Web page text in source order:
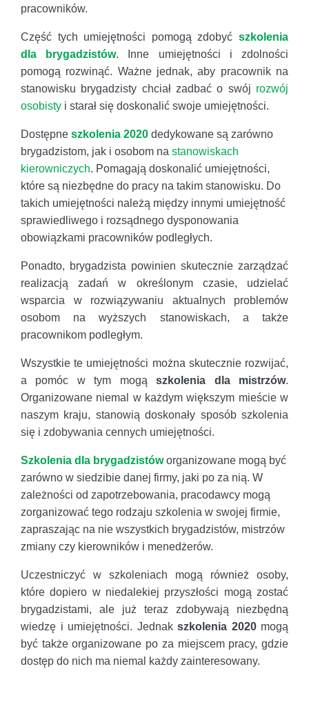
pracowników.
Część tych umiejętności pomogą zdobyć szkolenia
dla brygadzistów. Inne umiejętności i zdolności
pomogą rozwinąć. Ważne jednak, aby pracownik na
stanowisku brygadzisty chciał zadbać o swój rozwój
osobisty i starał się doskonalić swoje umiejętności.
Dostępne szkolenia 2020 dedykowane są zarówno
brygadzistom, jak i osobom na stanowiskach
kierowniczych. Pomagają doskonalić umiejętności,
które są niezbędne do pracy na takim stanowisku. Do
takich umiejętności należą między innymi umiejętność
sprawiedliwego i rozsądnego dysponowania
obowiązkami pracowników podległych.
Ponadto, brygadzista powinien skutecznie zarządzać
realizacją zadań w określonym czasie, udzielać
wsparcia w rozwiązywaniu aktualnych problemów
osobom na wyższych stanowiskach, a także
pracownikom podległym.
Wszystkie te umiejętności można skutecznie rozwijać,
a pomóc w tym mogąszkolenia dla mistrzów.
Organizowane niemal w każdym większym mieście w
naszym kraju, stanowią doskonały sposób szkolenia
się i zdobywania cennych umiejętności.
Szkolenia dla brygadzistóworganizowane mogą być
zarówno w siedzibie danej firmy, jaki po za nią. W
zależności od zapotrzebowania, pracodawcy mogą
zorganizować tego rodzaju szkolenia w swojej firmie,
zapraszając na nie wszystkich brygadzistów, mistrzów
zmiany czy kierowników i menedżerów.
Uczestniczyć w szkoleniach mogą również osoby,
które dopiero w niedalekiej przyszłości mogą zostać
brygadzistami, ale już teraz zdobywają niezbędną
wiedzę i umiejętności. Jednak szkolenia 2020mogą
być także organizowane po za miejscem pracy, gdzie
dostęp do nich ma niemal każdy zainteresowany.